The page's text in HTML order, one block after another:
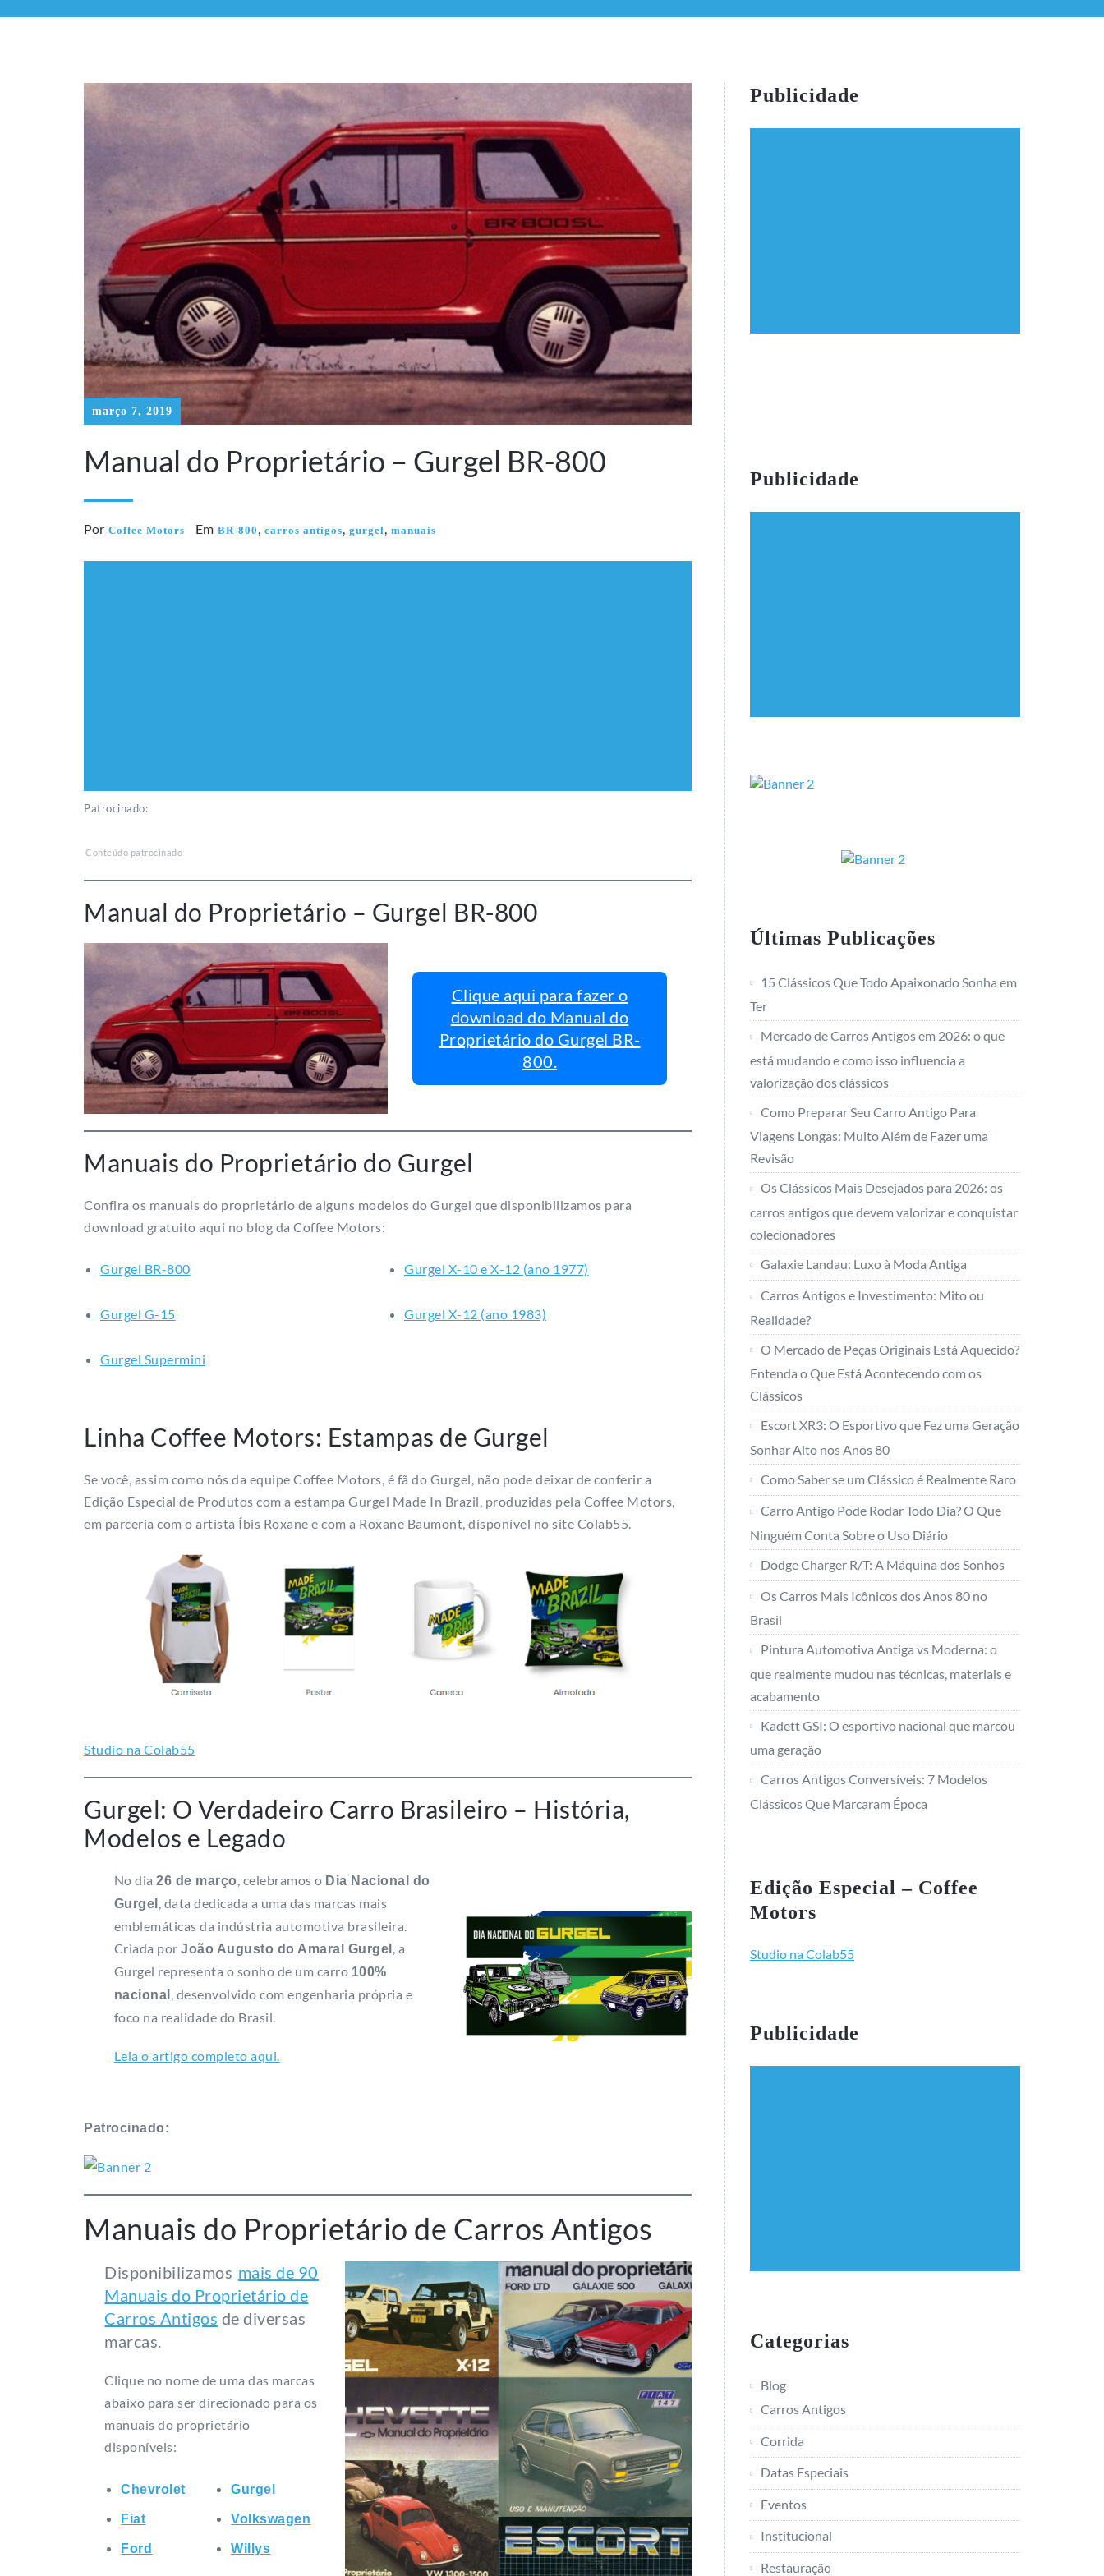
março 7, 2019
Manual do Proprietário – Gurgel BR-800
Por Coffee Motors Em BR-800 , carros antigos, gurgel, manuais
Patrocinado:
Conteúdo patrocinado
Manual do Proprietário – Gurgel BR-800
Clique aqui para fazer o
download do Manual do
Proprietário do Gurgel BR-
800.
Manuais do Proprietário do Gurgel
Confira os manuais do proprietário de alguns modelos do Gurgel que disponibilizamos para
download gratuito aqui no blog da Coffee Motors:
Gurgel BR-800
Gurgel G-15
Gurgel Supermini
Gurgel X-10 e X-12 (ano 1977)
Gurgel X-12 (ano 1983)
Linha Coffee Motors: Estampas de Gurgel
Se você, assim como nós da equipe Coffee Motors, é fã do Gurgel, não pode deixar de conferir a
Edição Especial de Produtos com a estampa Gurgel Made In Brazil, produzidas pela Coffee Motors,
em parceria com o artísta Íbis Roxane e com a Roxane Baumont, disponível no site Colab55.
Studio na Colab55
Gurgel: O Verdadeiro Carro Brasileiro – História,
Modelos e Legado
No dia26 de março, celebramos o Dia Nacional do
Gurgel , data dedicada a uma das marcas mais
emblemáticas da indústria automotiva brasileira.
Criada porJoão Augusto do Amaral Gurgel , a
Gurgel representa o sonho de um carro 100%
nacional , desenvolvido com engenharia própria e
foco na realidade do Brasil.
Leia o artigo completo aqui.
Patrocinado:
Manuais do Proprietário de Carros Antigos
Disponibilizamos mais de 90
Manuais do Proprietário de
Carros Antigos de diversas
marcas.
Clique no nome de uma das marcas
abaixo para ser direcionado para os
manuais do proprietário
disponíveis:
Chevrolet
Fiat
Ford
Gurgel
Volkswagen
Willys
Publicidade
Publicidade
Últimas Publicações
15 Clássicos Que Todo Apaixonado Sonha em
Ter
Mercado de Carros Antigos em 2026: o que
está mudando e como isso influencia a
valorização dos clássicos
Como Preparar Seu Carro Antigo Para
Viagens Longas: Muito Além de Fazer uma
Revisão
Os Clássicos Mais Desejados para 2026: os
carros antigos que devem valorizar e conquistar
colecionadores
Galaxie Landau: Luxo à Moda Antiga
Carros Antigos e Investimento: Mito ou
Realidade?
O Mercado de Peças Originais Está Aquecido?
Entenda o Que Está Acontecendo com os
Clássicos
Escort XR3: O Esportivo que Fez uma Geração
Sonhar Alto nos Anos 80
Como Saber se um Clássico é Realmente Raro
Carro Antigo Pode Rodar Todo Dia? O Que
Ninguém Conta Sobre o Uso Diário
Dodge Charger R/T: A Máquina dos Sonhos
Os Carros Mais Icônicos dos Anos 80 no
Brasil
Pintura Automotiva Antiga vs Moderna: o
que realmente mudou nas técnicas, materiais e
acabamento
Kadett GSI: O esportivo nacional que marcou
uma geração
Carros Antigos Conversíveis: 7 Modelos
Clássicos Que Marcaram Época
Edição Especial – Coffee
Motors
Studio na Colab55
Publicidade
Categorias
Blog
Carros Antigos
Corrida
Datas Especiais
Eventos
Institucional
Restauração